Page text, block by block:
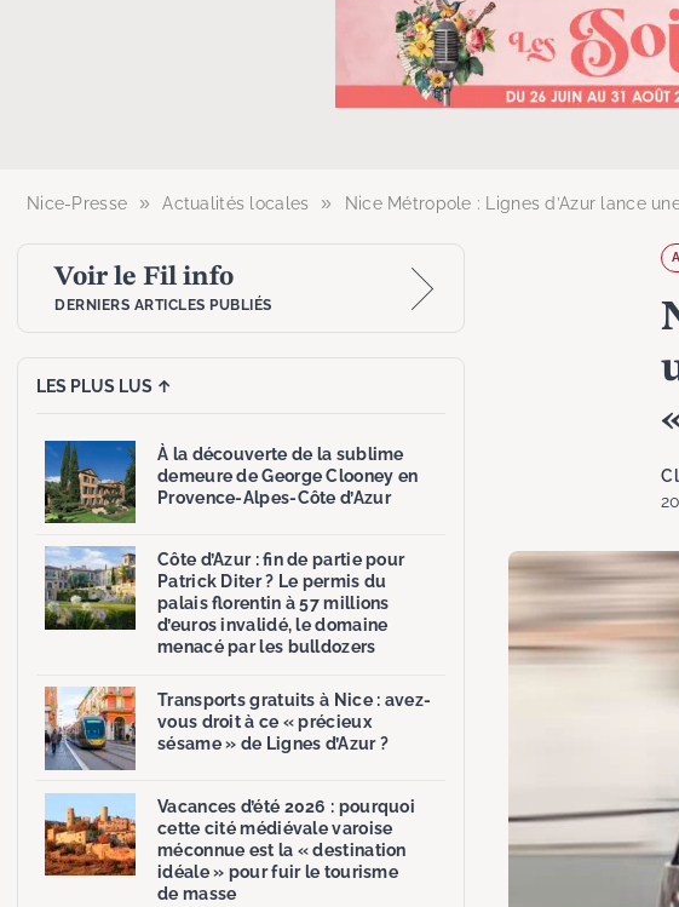
Nice-Presse » Actualités locales » Nice Métropole : Lignes d’Azur lance
Voir le Fil info
DERNIERS ARTICLES PUBLIÉS
LES PLUS LUS ↑
À la découverte de la sublime
demeure de George Clooney en
Provence-Alpes-Côte d’Azur
Côte d’Azur : fin de partie pour
Patrick Diter ? Le permis du
palais florentin à 57 millions
d’euros invalidé, le domaine
menacé par les bulldozers
Transports gratuits à Nice : avez-
vous droit à ce « précieux
sésame » de Lignes d’Azur ?
Vacances d’été 2026 : pourquoi
cette cité médiévale varoise
méconnue est la « destination
idéale » pour fuir le tourisme
de masse